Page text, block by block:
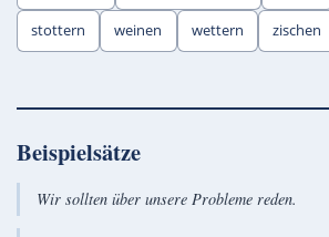
stottern weinen wettern zischen
Beispielsätze
Wir sollten über unsere Probleme reden.